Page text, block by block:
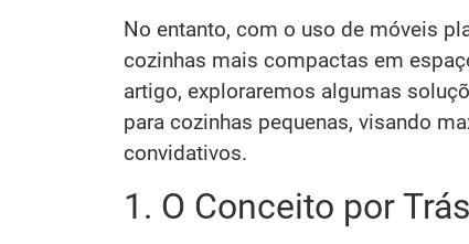
No entanto, com o uso de móveis
cozinhas mais compactas em
artigo, exploraremos algumas
para cozinhas pequenas, visando
convidativos.
1. O Conceito por